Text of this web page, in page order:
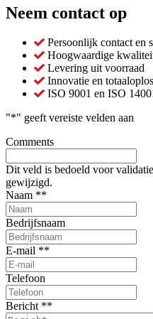
Neem contact op
Persoonlijk contact en
Hoogwaardige
Levering uit voorraad
Innovatie en
ISO 9001 en ISO
"*" geeft vereiste velden aan
Comments
Dit veld is bedoeld voor
gewijzigd.
Naam **
Bedrijfsnaam
E-mail **
Telefoon
Bericht **